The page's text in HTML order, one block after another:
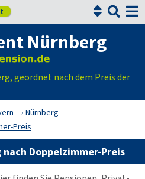


Nürnberg
geordnet nach dem Preis der
Nürnberg
Preis
Doppelzimmer-Preis